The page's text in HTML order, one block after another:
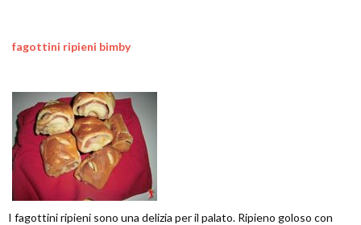
fagottini ripieni bimby
I fagottini ripieni sono una delizia per il palato. Ripieno goloso con